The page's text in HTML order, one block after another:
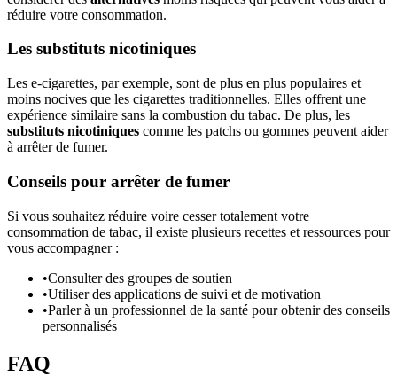
réduire votre consommation.
Les substituts nicotiniques
Les e-cigarettes, par exemple, sont de plus en plus populaires et
moins nocives que les cigarettes traditionnelles. Elles offrent une
expérience similaire sans la combustion du tabac. De plus, les
substituts nicotiniques comme les patchs ou gommes peuvent aider
à arrêter de fumer.
Conseils pour arrêter de fumer
Si vous souhaitez réduire voire cesser totalement votre
consommation de tabac, il existe plusieurs recettes et ressources pour
vous accompagner :
•Consulter des groupes de soutien
•Utiliser des applications de suivi et de motivation
•Parler à un professionnel de la santé pour obtenir des conseils
personnalisés
FAQ